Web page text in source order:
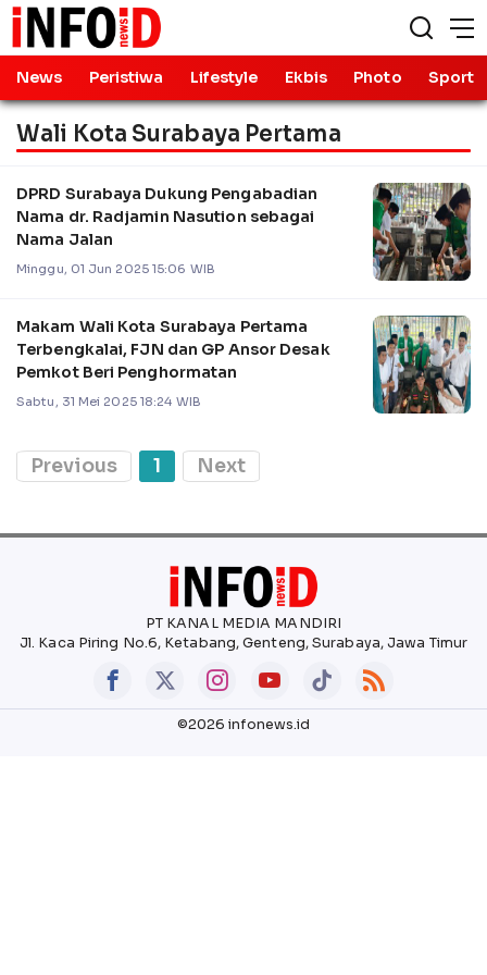
News Peristiwa Lifestyle Ekbis Photo Sport
Wali Kota Surabaya Pertama
DPRD Surabaya Dukung Pengabadian
Nama dr. Radjamin Nasution sebagai
Nama Jalan
Minggu, 01 Jun 2025 15:06 WIB
Makam Wali Kota Surabaya Pertama
Terbengkalai, FJN dan GP Ansor Desak
Pemkot Beri Penghormatan
Sabtu, 31 Mei 2025 18:24 WIB
Previous 1 Next
PT KANAL MEDIA MANDIRI
Jl. Kaca Piring No.6, Ketabang, Genteng, Surabaya, Jawa Timur
©2026 infonews.id